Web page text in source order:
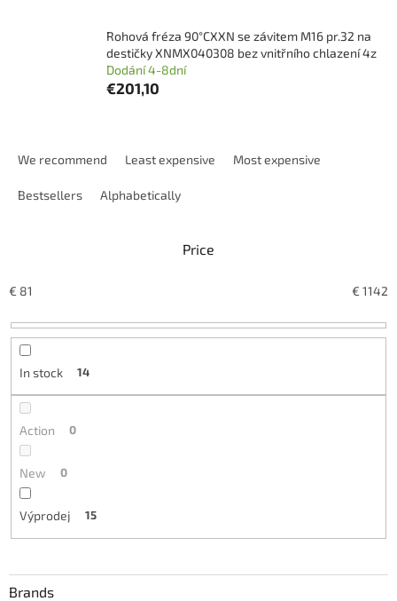
Rohová fréza 90°CXXN se závitem M16 pr.32 na
destičky XNMX040308 bez vnitřního chlazení 4z
Dodání 4-8dní
€201,10
o
t
g
We recommend Least expensive Most expensive
Bestsellers Alphabetically
Price
€ 81 € 1142
In stock 14
Action 0
New 0
Výprodej 15
Brands